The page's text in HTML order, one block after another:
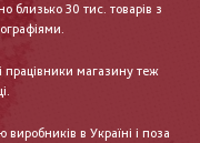
близько 30 тис. товарів з
працівники магазину теж
в Україні і поза